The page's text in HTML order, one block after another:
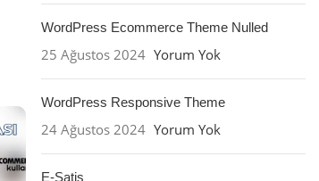
WordPress Ecommerce Theme Nulled
25 Ağustos 2024 Yorum Yok
WordPress Responsive Theme
24 Ağustos 2024 Yorum Yok
E-Satis